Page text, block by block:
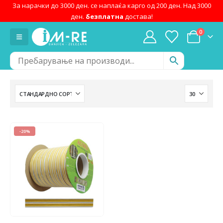
За нарачки до 3000 ден. се наплаќа карго од 200 ден. Над 3000
ден. безплатна достава!
0
-20%